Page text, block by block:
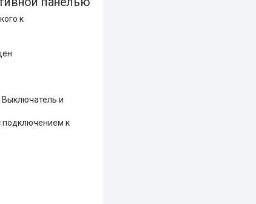
к
Выключатель и
подключением к